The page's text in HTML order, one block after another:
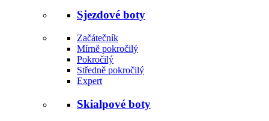
Sjezdové boty
Začátečník
Mírně pokročilý
Pokročilý
Středně pokročilý
Expert
Skialpové boty